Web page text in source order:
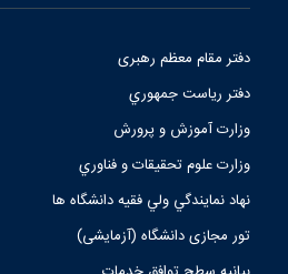
دفتر مقام معظم رهبری
دفتر رياست جمهوري
وزارت آموزش و پرورش
وزارت علوم تحقيقات و فناوري
نهاد نمايندگي ولي فقيه دانشگاه ها
تور مجازی دانشگاه (آزمایشی)